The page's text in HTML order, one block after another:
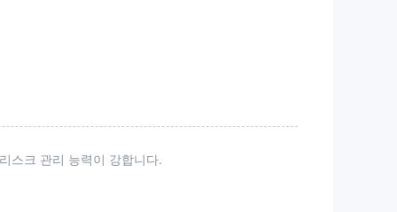
스크 관리 능력이 강합니다.